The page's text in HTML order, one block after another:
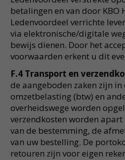
betalingen en van door KBO
Ledenvoordeel verrichte
via elektronische/digitale
bewijs dienen. Door het
voorwaarden erkent u dit
F.4 Transport en
de aangeboden zaken zijn
omzetbelasting (btw) en
overheidswege worden
verzendkosten worden
van de bestemming, de
van uw bestelling. De
retouren zijn voor eigen